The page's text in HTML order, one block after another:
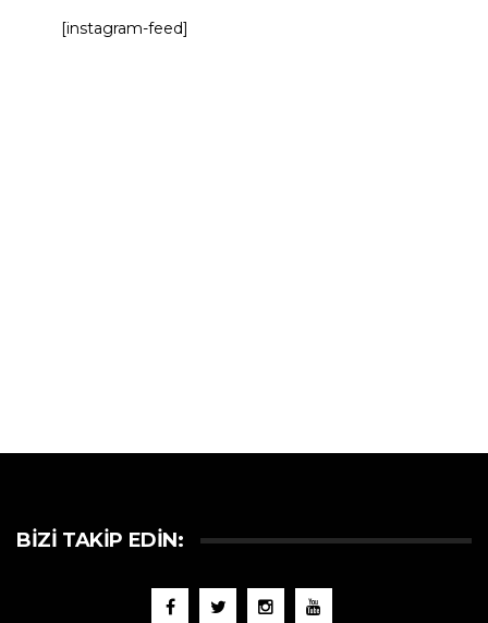
[instagram-feed]
BIZI TAKIP EDIN: